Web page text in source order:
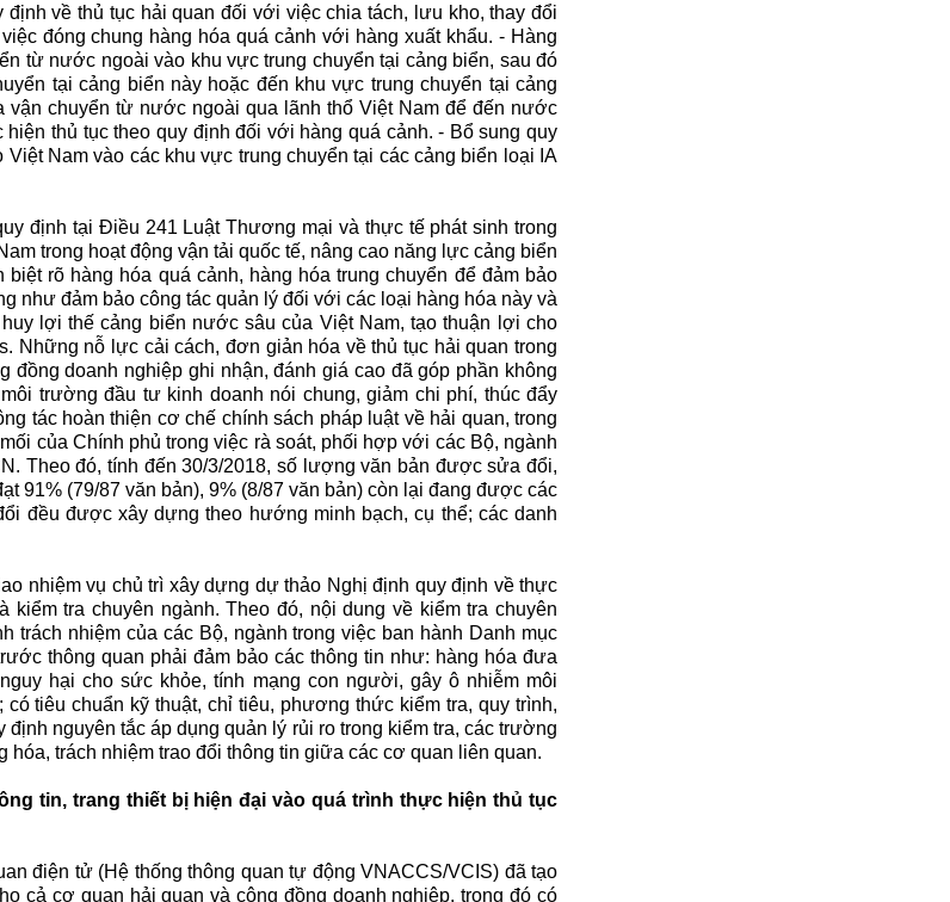
về thủ tục hải quan đối với việc chia tách, lưu kho, thay đổi
đóng chung hàng hóa quá cảnh với hàng xuất khẩu. - Hàng
từ nước ngoài vào khu vực trung chuyển tại cảng biển, sau đó
tại cảng biển này hoặc đến khu vực trung chuyển tại cảng
chuyển từ nước ngoài qua lãnh thổ Việt Nam để đến nước
thủ tục theo quy định đối với hàng quá cảnh. - Bổ sung quy
Nam vào các khu vực trung chuyển tại các cảng biển loại IA
định tại Điều 241 Luật Thương mại và thực tế phát sinh trong
trong hoạt động vận tải quốc tế, nâng cao năng lực cảng biển
rõ hàng hóa quá cảnh, hàng hóa trung chuyển để đảm bảo
như đảm bảo công tác quản lý đối với các loại hàng hóa này và
lợi thế cảng biển nước sâu của Việt Nam, tạo thuận lợi cho
Những nỗ lực cải cách, đơn giản hóa về thủ tục hải quan trong
doanh nghiệp ghi nhận, đánh giá cao đã góp phần không
trường đầu tư kinh doanh nói chung, giảm chi phí, thúc đẩy
tác hoàn thiện cơ chế chính sách pháp luật về hải quan, trong
của Chính phủ trong việc rà soát, phối hợp với các Bộ, ngành
Theo đó, tính đến 30/3/2018, số lượng văn bản được sửa đổi,
91% (79/87 văn bản), 9% (8/87 văn bản) còn lại đang được các
đều được xây dựng theo hướng minh bạch, cụ thể; các danh
nhiệm vụ chủ trì xây dựng dự thảo Nghị định quy định về thực
tra chuyên ngành. Theo đó, nội dung về kiểm tra chuyên
nhiệm của các Bộ, ngành trong việc ban hành Danh mục
thông quan phải đảm bảo các thông tin như: hàng hóa đưa
hại cho sức khỏe, tính mạng con người, gây ô nhiễm môi
tiêu chuẩn kỹ thuật, chỉ tiêu, phương thức kiểm tra, quy trình,
nguyên tắc áp dụng quản lý rủi ro trong kiểm tra, các trường
trách nhiệm trao đổi thông tin giữa các cơ quan liên quan.
tin, trang thiết bị hiện đại vào quá trình thực hiện thủ tục
điện tử (Hệ thống thông quan tự động VNACCS/VCIS) đã tạo
cả cơ quan hải quan và cộng đồng doanh nghiệp, trong đó có